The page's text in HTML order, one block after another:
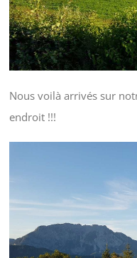
Nous voilà arrivés sur
endroit !!!